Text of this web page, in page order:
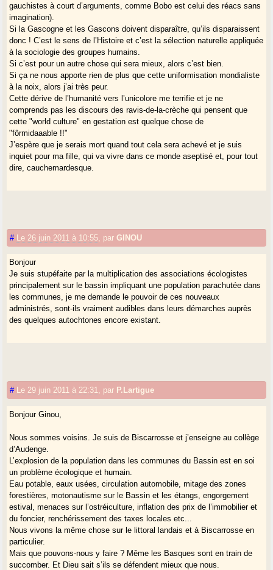
gauchistes à court d’arguments, comme Bobo est celui des réacs sans
imagination).
Si la Gascogne et les Gascons doivent disparaître, qu’ils disparaissent
donc ! C’est le sens de l’Histoire et c’est la sélection naturelle appliquée
à la sociologie des groupes humains.
Si c’est pour un autre chose qui sera mieux, alors c’est bien.
Si ça ne nous apporte rien de plus que cette uniformisation mondialiste
à la noix, alors j’ai très peur.
Cette dérive de l’humanité vers l’unicolore me terrifie et je ne
comprends pas les discours des ravis-de-la-crèche qui pensent que
cette "world culture" en gestation est quelque chose de
"fôrmidaaable !!"
J’espère que je serais mort quand tout cela sera achevé et je suis
inquiet pour ma fille, qui va vivre dans ce monde aseptisé et, pour tout
dire, cauchemardesque.
# Le 26 juin 2011 à 10:55 parGINOU
Bonjour
Je suis stupéfaite par la multiplication des associations écologistes
principalement sur le bassin impliquant une population parachutée dans
les communes, je me demande le pouvoir de ces nouveaux
administrés, sont-ils vraiment audibles dans leurs démarches auprès
des quelques autochtones encore existant.
# Le 29 juin 2011 à 22:31 par P.Lartigue
Bonjour Ginou,
Nous sommes voisins. Je suis de Biscarrosse et j’enseigne au collège
d’Audenge.
L’explosion de la population dans les communes du Bassin est en soi
un problème écologique et humain.
Eau potable, eaux usées, circulation automobile, mitage des zones
forestières, motonautisme sur le Bassin et les étangs, engorgement
estival, menaces sur l’ostréiculture, inflation des prix de l’immobilier et
du foncier, renchérissement des taxes locales etc...
Nous vivons la même chose sur le littoral landais et à Biscarrosse en
particulier.
Mais que pouvons-nous y faire ? Même les Basques sont en train de
succomber. Et Dieu sait s’ils se défendent mieux que nous.